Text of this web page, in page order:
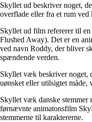
Skyllet ud beskriver noget,
overflade eller fra et rum
Skyllet ud film refererer til
Flushed Away). Det er en
ved navn Roddy, der bliver
spændende verden.
Skyllet væk beskriver noget,
uønsket eller utilsigtet
Skyllet væk danske stemmer
førnævnte animatonsfilm
stemmerne til karaktererne.